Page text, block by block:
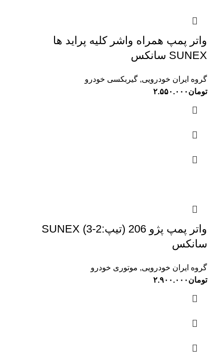
واتر پمپ همراه واشر کلیه پراید ها
SUNEX سانکس
گروه ایران خودرویی, گیربکسی خودرو
تومان ۲.۵۵۰.۰۰۰
واتر پمپ پژو 206 (تیپ:2-3) SUNEX
سانکس
گروه ایران خودرویی, موتوری خودرو
تومان ۲.۹۰۰.۰۰۰